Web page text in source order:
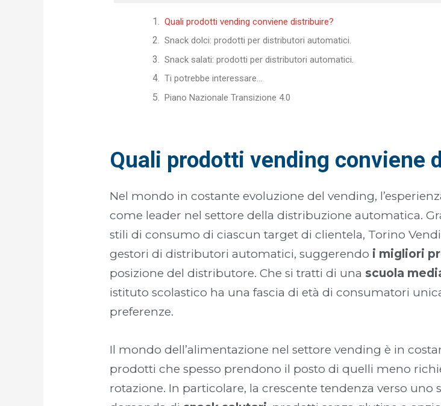
Quali prodotti vending conviene distribuire?
Snack dolci: prodotti per distributori automatici.
Snack salati: prodotti per distributori automatici.
Ti potrebbe interessare...
Piano Nazionale Transizione 4.0
Quali prodotti vending conviene
Nel mondo in costante evoluzione del vending,
come leader nel settore della distribuzione automatica.
stili di consumo di ciascun target di clientela, Torino
gestori di distributori automatici, suggerendo i migliori
posizione del distributore. Che si tratti di una scuola
istituto scolastico ha una fascia di età di consumatori
preferenze.
Il mondo dell’alimentazione nel settore vending è in
prodotti che spesso prendono il posto di quelli meno
rotazione. In particolare, la crescente tendenza verso uno